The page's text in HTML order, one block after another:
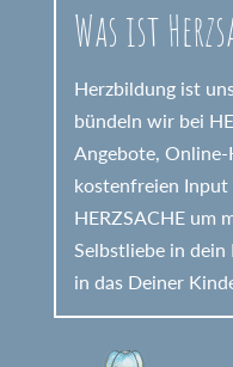
Was ist
Herzbildung ist
bündeln wir bei
Angebote,
kostenfreien
HERZSACHE um
Selbstliebe in dein
in das Deiner